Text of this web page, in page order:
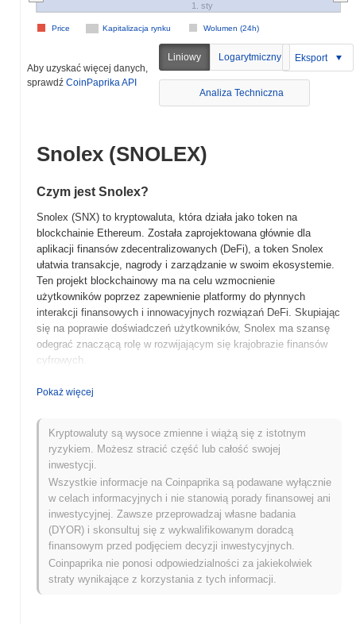
Kapitalizacja rynku Wolumen (24h)
Price
1. sty
Aby uzyskać więcej danych,
sprawdź CoinPaprika API
Liniowy Logarytmiczny Eksport
Analiza Techniczna
Snolex (SNOLEX)
Czym jest Snolex?
Snolex (SNX) to kryptowaluta, która działa jako token na
blockchainie Ethereum. Została zaprojektowana głównie dla
aplikacji finansów zdecentralizowanych (DeFi), a token Snolex
ułatwia transakcje, nagrody i zarządzanie w swoim ekosystemie.
Ten projekt blockchainowy ma na celu wzmocnienie
użytkowników poprzez zapewnienie platformy do płynnych
interakcji finansowych i innowacyjnych rozwiązań DeFi. Skupiając
się na poprawie doświadczeń użytkowników, Snolex ma szansę
odegrać znaczącą rolę w rozwijającym się krajobrazie finansów
cyfrowych.
Kiedy i jak rozpoczęła się historia Snolex?
zespół entuzjastów blockchainu, którzy dążyli do stworzenia
zdecentralizowanej platformy do handlu aktywami cyfrowymi.
Projekt skoncentrował się na poprawie doświadczeń
użytkowników i bezpieczeństwa w przestrzeni kryptowalut.
Początkowo notowany na kilku giełdach kryptowalutowych krótko
po uruchomieniu, Snolex zyskał popularność w społeczności,
osiągając znaczące kamienie milowe w swoim wczesnym
rozwoju. Od tego czasu projekt dążył do rozszerzenia swoich
funkcji i bazy użytkowników, odzwierciedlając rosnące
zainteresowanie rozwiązaniami finansów zdecentralizowanych
(DeFi).
Pokaż więcej
Kryptowaluty są wysoce zmienne i wiążą się z istotnym
ryzykiem. Możesz stracić część lub całość swojej
inwestycji.
Wszystkie informacje na Coinpaprika są podawane wyłącznie
w celach informacyjnych i nie stanowią porady finansowej ani
inwestycyjnej. Zawsze przeprowadzaj własne badania
(DYOR) i skonsultuj się z wykwalifikowanym doradcą
finansowym przed podjęciem decyzji inwestycyjnych.
Coinpaprika nie ponosi odpowiedzialności za jakiekolwiek
straty wynikające z korzystania z tych informacji.